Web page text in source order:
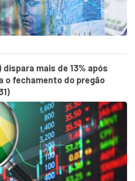
dispara mais de 13% após
o fechamento do pregão